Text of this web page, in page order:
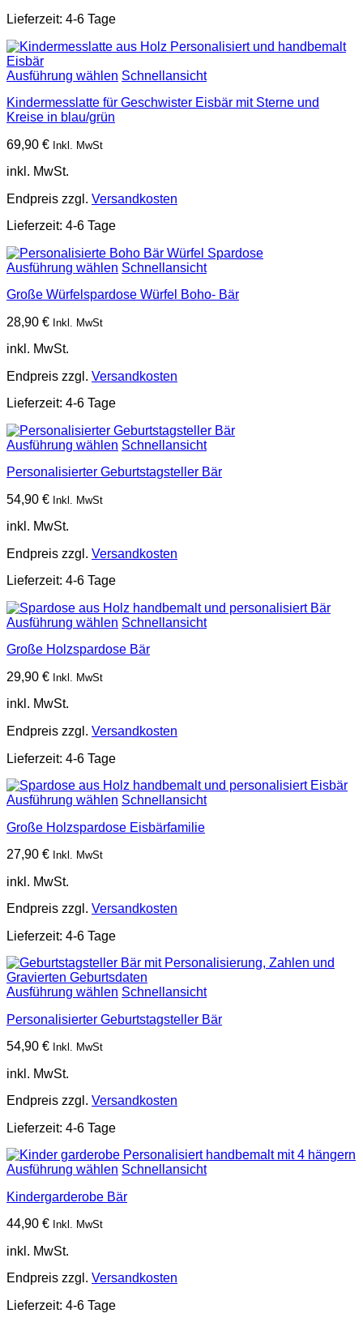
Lieferzeit: 4-6 Tage
Ausführung wählen Schnellansicht
Kindermesslatte für Geschwister Eisbär mit Sterne und
Kreise in blau/grün
69,90 € Inkl. MwSt
inkl. MwSt.
Endpreis zzgl. Versandkosten
Lieferzeit: 4-6 Tage
Ausführung wählen Schnellansicht
Große Würfelspardose Würfel Boho- Bär
28,90 € Inkl. MwSt
inkl. MwSt.
Endpreis zzgl. Versandkosten
Lieferzeit: 4-6 Tage
Ausführung wählen Schnellansicht
Personalisierter Geburtstagsteller Bär
54,90 € Inkl. MwSt
inkl. MwSt.
Endpreis zzgl. Versandkosten
Lieferzeit: 4-6 Tage
Ausführung wählen Schnellansicht
Große Holzspardose Bär
29,90 € Inkl. MwSt
inkl. MwSt.
Endpreis zzgl. Versandkosten
Lieferzeit: 4-6 Tage
Ausführung wählen Schnellansicht
Große Holzspardose Eisbärfamilie
27,90 € Inkl. MwSt
inkl. MwSt.
Endpreis zzgl. Versandkosten
Lieferzeit: 4-6 Tage
Ausführung wählen Schnellansicht
Personalisierter Geburtstagsteller Bär
54,90 € Inkl. MwSt
inkl. MwSt.
Endpreis zzgl. Versandkosten
Lieferzeit: 4-6 Tage
Ausführung wählen Schnellansicht
Kindergarderobe Bär
44,90 € Inkl. MwSt
inkl. MwSt.
Endpreis zzgl. Versandkosten
Lieferzeit: 4-6 Tage